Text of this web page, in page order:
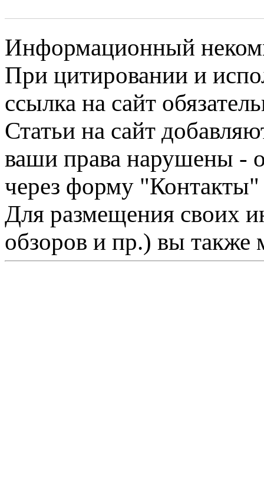
Информационный
При цитировании и
ссылка на сайт
Статьи на сайт
ваши права нарушены -
через форму "Контакты"
Для размещения своих
обзоров и пр.) вы также